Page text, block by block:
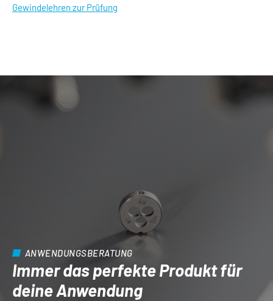
Gewindelehren zur Prüfung
ANWENDUNGSBERATUNG
Immer das perfekte Produkt für
deine Anwendung